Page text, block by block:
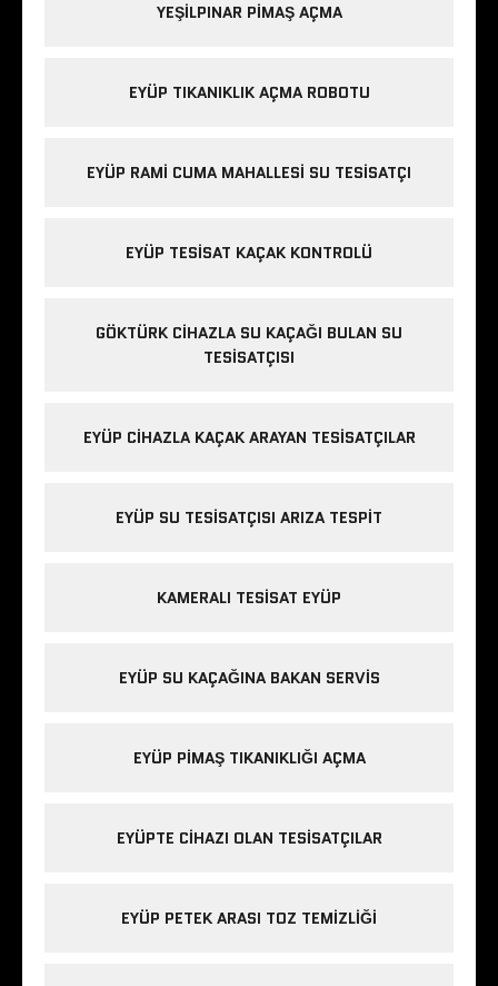
YEŞILPINAR PIMAŞ AÇMA
EYÜP TIKANIKLIK AÇMA ROBOTU
EYÜP RAMI CUMA MAHALLESI SU TESISATÇI
EYÜP TESISAT KAÇAK KONTROLÜ
GÖKTÜRK CIHAZLA SU KAÇAĞI BULAN SU
TESISATÇISI
EYÜP CIHAZLA KAÇAK ARAYAN TESISATÇILAR
EYÜP SU TESISATÇISI ARIZA TESPIT
KAMERALI TESISAT EYÜP
EYÜP SU KAÇAĞINA BAKAN SERVIS
EYÜP PIMAŞ TIKANIKLIĞI AÇMA
EYÜPTE CIHAZI OLAN TESISATÇILAR
EYÜP PETEK ARASI TOZ TEMIZLIĞI